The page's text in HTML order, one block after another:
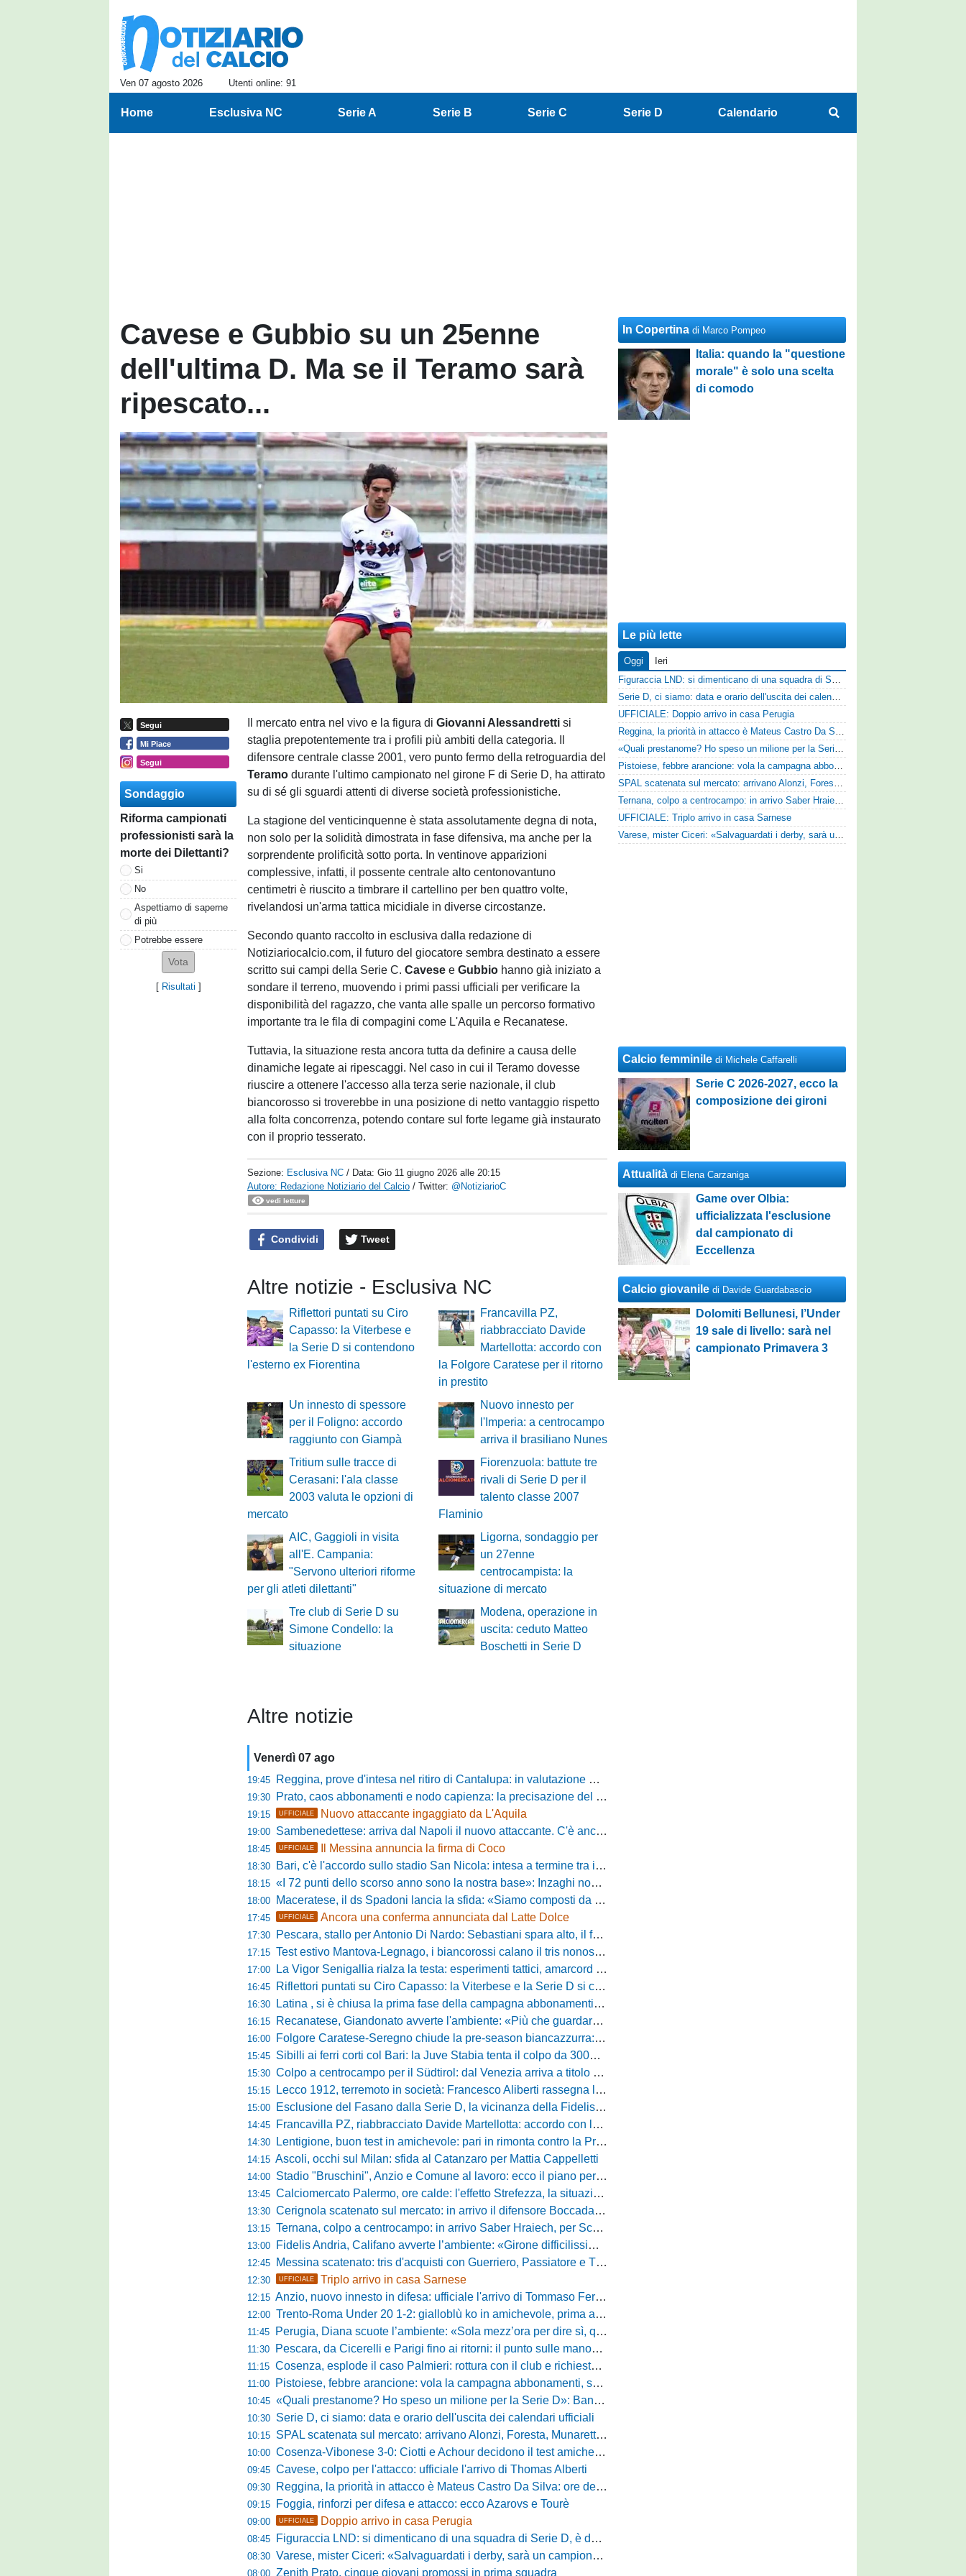
Ven 07 agosto 2026 Utenti online: 91
Home Esclusiva NC Serie A Serie B Serie C Serie D Calendario
Cavese e Gubbio su un 25enne
dell'ultima D. Ma se il Teramo sarà
ripescato...
Segui
Mi Piace
Segui
Sondaggio
Riforma campionati
professionisti sarà la
morte dei Dilettanti?
Si
No
Aspettiamo di saperne
di più
Potrebbe essere
[ Risultati ]
Il mercato entra nel vivo e la figura diGiovanni Alessandrettisi
staglia prepotentemente tra i profili più ambiti della categoria. Il
difensore centrale classe 2001, vero punto fermo della retroguardia del
Teramodurante l'ultimo campionato nel girone F di Serie D, ha attirato
su di sé gli sguardi attenti di diverse società professionistiche.
La stagione del venticinquenne è stata assolutamente degna di nota,
non solo per la solidità dimostrata in fase difensiva, ma anche per la
sorprendente prolificità sotto porta. In ventinove apparizioni
complessive, infatti, il possente centrale alto centonovantuno
centimetri è riuscito a timbrare il cartellino per ben quattro volte,
rivelandosi un'arma tattica micidiale in diverse circostanze.
Secondo quanto raccolto in esclusiva dalla redazione di
Notiziariocalcio.com, il futuro del giocatore sembra destinato a essere
scritto sui campi della Serie C.CaveseeGubbio hanno già iniziato a
sondare il terreno, muovendo i primi passi ufficiali per verificare la
disponibilità del ragazzo, che vanta alle spalle un percorso formativo
importante tra le fila di compagini come L'Aquila e Recanatese.
Tuttavia, la situazione resta ancora tutta da definire a causa delle
dinamiche legate ai ripescaggi. Nel caso in cui il Teramo dovesse
riuscire a ottenere l'accesso alla terza serie nazionale, il club
biancorosso si troverebbe in una posizione di netto vantaggio rispetto
alla folta concorrenza, potendo contare sul forte legame già instaurato
con il proprio tesserato.
Sezione: Esclusiva NC / Data:Gio 11 giugno 2026 alle 20:15
Autore: Redazione Notiziario del Calcio / Twitter: @NotiziarioC
vedi letture
Condividi Tweet
Altre notizie - Esclusiva NC
Riflettori puntati su Ciro
Capasso: la Viterbese e
la Serie D si contendono
l'esterno ex Fiorentina
Francavilla PZ,
riabbracciato Davide
Martellotta: accordo con
la Folgore Caratese per il ritorno
in prestito
Un innesto di spessore
per il Foligno: accordo
raggiunto con Giampà
Nuovo innesto per
l'Imperia: a centrocampo
arriva il brasiliano Nunes
Tritium sulle tracce di
Cerasani: l'ala classe
2003 valuta le opzioni di
mercato
Fiorenzuola: battute tre
rivali di Serie D per il
talento classe 2007
Flaminio
AIC, Gaggioli in visita
all'E. Campania:
"Servono ulteriori riforme
per gli atleti dilettanti"
Ligorna, sondaggio per
un 27enne
centrocampista: la
situazione di mercato
Tre club di Serie D su
Simone Condello: la
situazione
Modena, operazione in
uscita: ceduto Matteo
Boschetti in Serie D
Altre notizie
Venerdì 07 ago
19:45 Reggina, prove d'intesa nel ritiro di Cantalupa: in valutazione Blazevic e Anton
19:30 Prato, caos abbonamenti e nodo capienza: la precisazione del club laniero
19:15 UFFICIALE Nuovo attaccante ingaggiato da L'Aquila
19:00 Sambenedettese: arriva dal Napoli il nuovo attaccante. C'è anche l'ufficialità
18:45 UFFICIALE Il Messina annuncia la firma di Coco
18:30 Bari, c'è l'accordo sullo stadio San Nicola: intesa a termine tra il Comune e il club di De Laurentiis
18:15 «I 72 punti dello scorso anno sono la nostra base»: Inzaghi non si nasconde e carica l'ambiente
18:00 Maceratese, il ds Spadoni lancia la sfida: «Siamo composti da elementi validi con motivazioni altissime»
17:45 UFFICIALE Ancora una conferma annunciata dal Latte Dolce
17:30 Pescara, stallo per Antonio Di Nardo: Sebastiani spara alto, il futuro resta un enigma
17:15 Test estivo Mantova-Legnago, i biancorossi calano il tris nonostante il gran caldo: il racconto de L'Arena
17:00 La Vigor Senigallia rialza la testa: esperimenti tattici, amarcord e lo sguardo al Rimini
16:45 Riflettori puntati su Ciro Capasso: la Viterbese e la Serie D si contendono l'esterno ex Fiorentina
16:30 Latina , si è chiusa la prima fase della campagna abbonamenti: circa 400 tessere rinnovate in prelazione
16:15 Recanatese, Giandonato avverte l'ambiente: «Più che guardare chi avremo di fronte, mi interessa vedere la mia squadra migliorare giorno dopo giorno»
16:00 Folgore Caratese-Seregno chiude la pre-season biancazzurra: info e dove vedere il match
15:45 Sibilli ai ferri corti col Bari: la Juve Stabia tenta il colpo da 300mila euro
15:30 Colpo a centrocampo per il Südtirol: dal Venezia arriva a titolo definitivo Bjarki Bjarkason
15:15 Lecco 1912, terremoto in società: Francesco Aliberti rassegna le dimissioni da tutte le cariche
15:00 Esclusione del Fasano dalla Serie D, la vicinanza della Fidelis Andria e le parole del presidente Vallarella
14:45 Francavilla PZ, riabbracciato Davide Martellotta: accordo con la Folgore Caratese per il ritorno in prestito
14:30 Lentigione, buon test in amichevole: pari in rimonta contro la Primavera del Sassuolo
14:15 Ascoli, occhi sul Milan: sfida al Catanzaro per Mattia Cappelletti
14:00 Stadio "Bruschini", Anzio e Comune al lavoro: ecco il piano per far rientrare i tifosi
13:45 Calciomercato Palermo, ore calde: l'effetto Strefezza, la situazione Segre e i nomi per l'attacco
13:30 Cerignola scatenato sul mercato: in arrivo il difensore Boccadamo a titolo temporaneo
13:15 Ternana, colpo a centrocampo: in arrivo Saber Hraiech, per Scappini si attende l'accordo
13:00 Fidelis Andria, Califano avverte l’ambiente: «Girone difficilissimo, affascinante e bellissimo: non prometto risultati»
12:45 Messina scatenato: tris d'acquisti con Guerriero, Passiatore e Theodore
12:30 UFFICIALE Triplo arrivo in casa Sarnese
12:15 Anzio, nuovo innesto in difesa: ufficiale l'arrivo di Tommaso Ferraro
12:00 Trento-Roma Under 20 1-2: gialloblù ko in amichevole, prima apparizione per Caia
11:45 Perugia, Diana scuote l’ambiente: «Sola mezz’ora per dire sì, qui per costruire una squadra da livello»
11:30 Pescara, da Cicerelli e Parigi fino ai ritorni: il punto sulle manovre del Delfino
11:15 Cosenza, esplode il caso Palmieri: rottura con il club e richiesta di cessione
11:00 Pistoiese, febbre arancione: vola la campagna abbonamenti, superata quota 750 tessere
10:45 «Quali prestanome? Ho speso un milione per la Serie D»: Bandecchi rompe il silenzio sul futuro della Ternana
10:30 Serie D, ci siamo: data e orario dell'uscita dei calendari ufficiali
10:15 SPAL scatenata sul mercato: arrivano Alonzi, Foresta, Munaretto e Tobia
10:00 Cosenza-Vibonese 3-0: Ciotti e Achour decidono il test amichevole di Lorica
09:45 Cavese, colpo per l'attacco: ufficiale l'arrivo di Thomas Alberti
09:30 Reggina, la priorità in attacco è Mateus Castro Da Silva: ore decisive per la fumata bianca
09:15 Foggia, rinforzi per difesa e attacco: ecco Azarovs e Tourè
09:00 UFFICIALE Doppio arrivo in casa Perugia
08:45 Figuraccia LND: si dimenticano di una squadra di Serie D, è da rifare il programma Coppa Italia
08:30 Varese, mister Ciceri: «Salvaguardati i derby, sarà un campionato avvincente»
08:00 Zenith Prato, cinque giovani promossi in prima squadra
In Copertina di Marco Pompeo
Italia: quando la "questione
morale" è solo una scelta
di comodo
Le più lette
Oggi
Ieri
Figuraccia LND: si dimenticano di una squadra di Serie D, è da rifare il programma Coppa Italia
Serie D, ci siamo: data e orario dell'uscita dei calendari ufficiali
UFFICIALE: Doppio arrivo in casa Perugia
Reggina, la priorità in attacco è Mateus Castro Da Silva: ore decisive per la fumata bianca
«Quali prestanome? Ho speso un milione per la Serie D»: Bandecchi rompe il silenzio sul futuro della Ternana
Pistoiese, febbre arancione: vola la campagna abbonamenti, superata quota 750 tessere
SPAL scatenata sul mercato: arrivano Alonzi, Foresta, Munaretto e Tobia
Ternana, colpo a centrocampo: in arrivo Saber Hraiech, per Scappini si attende l'accordo
UFFICIALE: Triplo arrivo in casa Sarnese
Varese, mister Ciceri: «Salvaguardati i derby, sarà un campionato avvincente»
Calcio femminile di Michele Caffarelli
Serie C 2026-2027, ecco la
composizione dei gironi
Attualità di Elena Carzaniga
Game over Olbia:
ufficializzata l'esclusione
dal campionato di
Eccellenza
Calcio giovanile di Davide Guardabascio
Dolomiti Bellunesi, l’Under
19 sale di livello: sarà nel
campionato Primavera 3